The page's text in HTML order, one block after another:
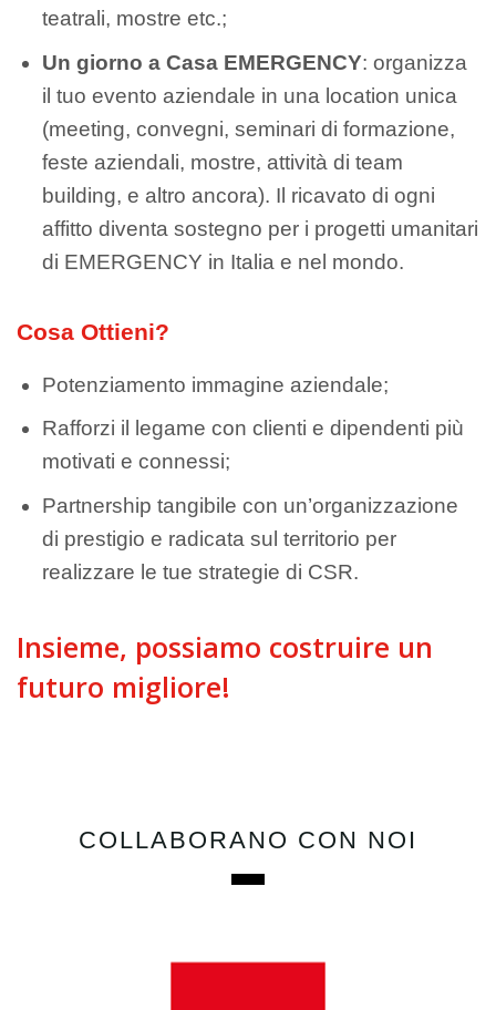
teatrali, mostre etc.;
Un giorno a Casa EMERGENCY: organizza
il tuo evento aziendale in una location unica
(meeting, convegni, seminari di formazione,
feste aziendali, mostre, attività di team
building, e altro ancora). Il ricavato di ogni
affitto diventa sostegno per i progetti umanitari
di EMERGENCY in Italia e nel mondo.
Cosa Ottieni?
Potenziamento immagine aziendale;
Rafforzi il legame con clienti e dipendenti più
motivati e connessi;
Partnership tangibile con un’organizzazione
di prestigio e radicata sul territorio per
realizzare le tue strategie di CSR.
Insieme, possiamo costruire un
futuro migliore!
COLLABORANO CON NOI